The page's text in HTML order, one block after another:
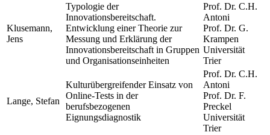
Klusemann,
Jens
Typologie der
Innovationsbereitschaft.
Entwicklung einer Theorie zur
Messung und Erklärung der
Innovationsbereitschaft in Gruppen
und Organisationseinheiten
Prof. Dr. C.H.
Antoni
Prof. Dr. G.
Krampen
Universität
Trier
Lange, Stefan
Kulturübergreifender Einsatz von
Online-Tests in der
berufsbezogenen
Eignungsdiagnostik
Prof. Dr. C.H.
Antoni
Prof. Dr. F.
Preckel
Universität
Trier